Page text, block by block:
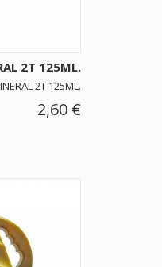
2T 125ML.
2T 125ML.
2,60 €